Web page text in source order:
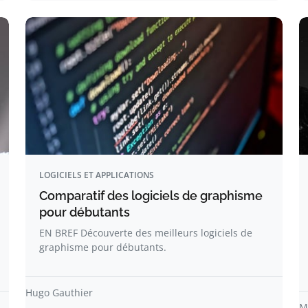
LOGICIELS ET APPLICATIONS
Comparatif des logiciels de graphisme
pour débutants
EN BREF Découverte des meilleurs logiciels de
graphisme pour débutants.
Hugo Gauthier